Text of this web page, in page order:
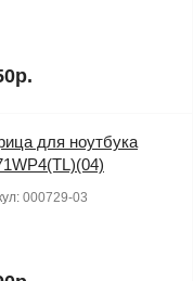
для ноутбука
000729-03